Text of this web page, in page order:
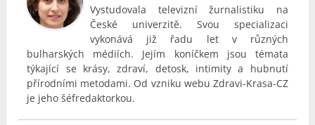
Vystudovala televizní žurnalistiku na
České univerzitě. Svou specializaci
vykonává již řadu let v různých
bulharských médiích. Jejím koníčkem jsou témata
týkající se krásy, zdraví, detosk, intimity a hubnutí
přírodními metodami. Od vzniku webu Zdravi-Krasa-CZ
je jeho šéfredaktorkou.